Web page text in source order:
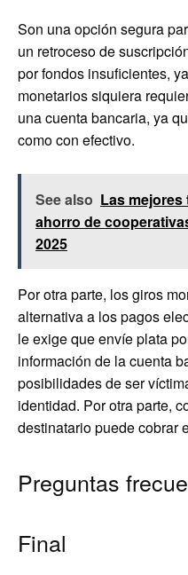
Son una opción segura
un retroceso de
por fondos insuficientes,
monetarios siquiera
una cuenta bancaria, ya
como con efectivo.
See also Las mejores
ahorro de
2025
Por otra parte, los giros
alternativa a los pagos
le exige que envíe plata
información de la cuenta
posibilidades de ser
identidad. Por otra parte,
destinatario puede cobrar
Preguntas
Final